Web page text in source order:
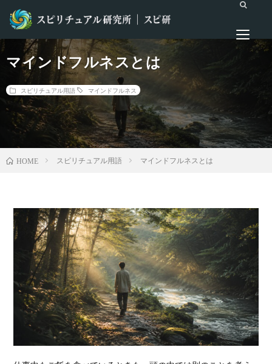
マインドフルネスとは
スピリチュアル用語 マインドフルネス
HOME スピリチュアル用語 マインドフルネスとは